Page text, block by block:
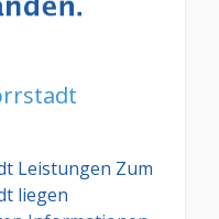
Leistungen Zum
liegen